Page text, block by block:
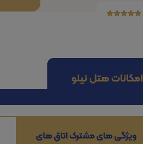
امکانات هتل نیلو
ویژگی های مشترک اتاق های